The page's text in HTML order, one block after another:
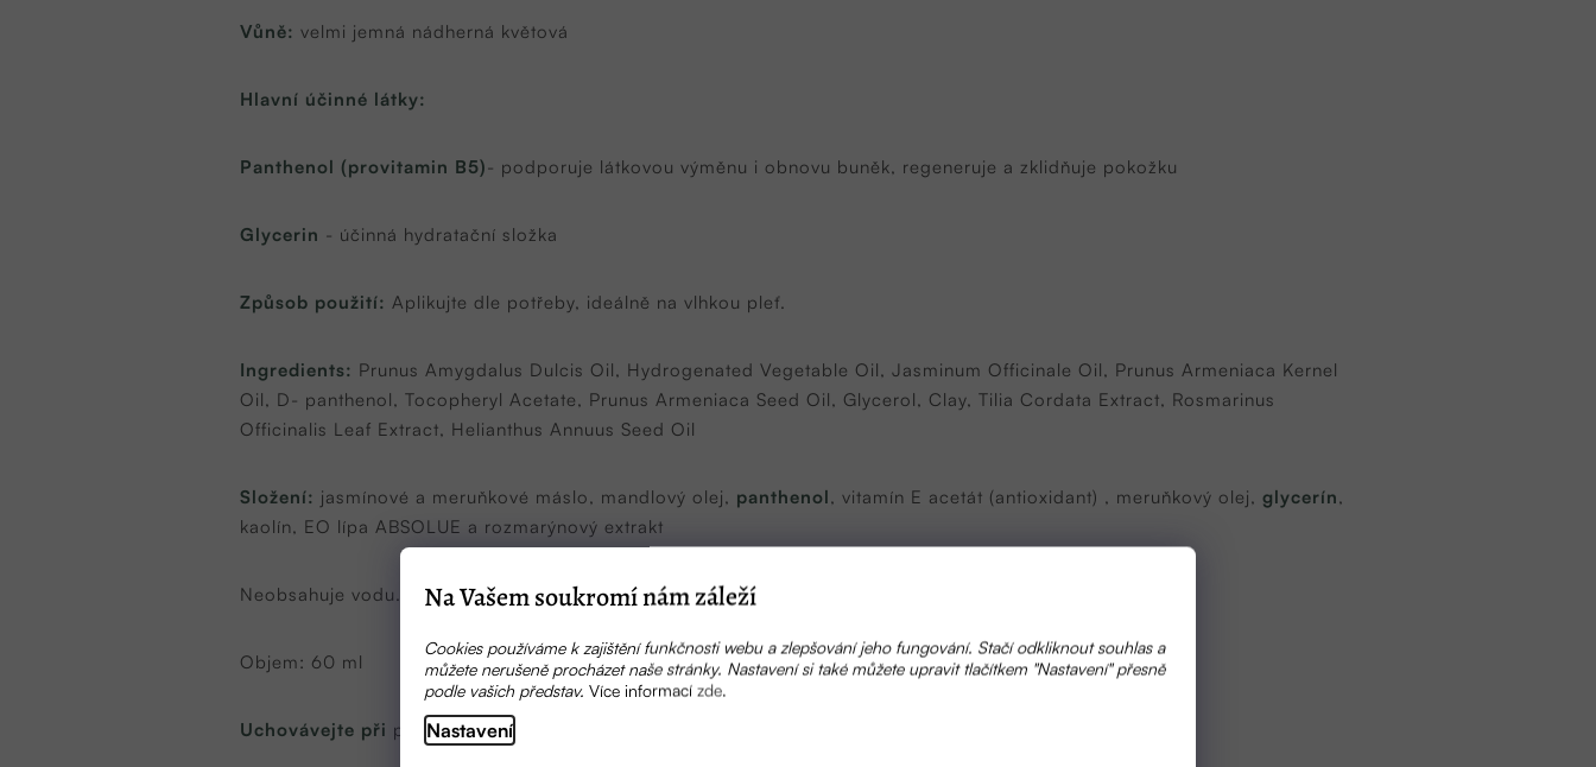
Na Vašem soukromí nám záleží
Cookies používáme k zajištění funkčnosti webu a zlepšování jeho fungování. Stačí odkliknout souhlas a
můžete nerušeně procházet naše stránky. Nastavení si také můžete upravit tlačítkem "Nastavení" přesně
podle vašich představ. Více informací zde.
Nastavení
Vůně: velmi jemná nádherná květová
Hlavní účinné látky:
Panthenol (provitamin B5)- podporuje látkovou výměnu i obnovu buněk, regeneruje a zklidňuje pokožku
Glycerin - účinná hydratační složka
Způsob použití: Aplikujte dle potřeby, ideálně na vlhkou pleť.
Ingredients: Prunus Amygdalus Dulcis Oil, Hydrogenated Vegetable Oil, Jasminum Officinale Oil, Prunus Armeniaca Kernel
Oil, D- panthenol, Tocopheryl Acetate, Prunus Armeniaca Seed Oil, Glycerol, Clay, Tilia Cordata Extract, Rosmarinus
Officinalis Leaf Extract, Helianthus Annuus Seed Oil
Složení: jasmínové a meruňkové máslo, mandlový olej, panthenol, vitamín E acetát (antioxidant) , meruňkový olej, glycerín,
kaolín, EO lípa ABSOLUE a rozmarýnový extrakt
Neobsahuje vodu.
Objem: 60 ml
Uchovávejte při pokojové teplotě, nejlépe do 20°C.